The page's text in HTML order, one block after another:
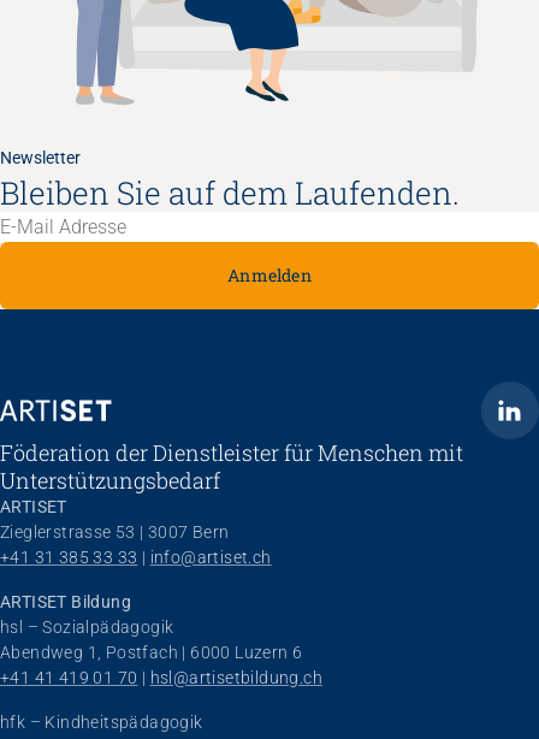
Newsletter
Bleiben Sie auf dem Laufenden.
Anmelden
ARTISET
Föderation der Dienstleister für Menschen mit
Unterstützungsbedarf
ARTISET
Zieglerstrasse 53 | 3007 Bern
+41 31 385 33 33 | info@artiset.ch
ARTISET Bildung
hsl – Sozialpädagogik
Abendweg 1, Postfach | 6000 Luzern 6
+41 41 419 01 70 | hsl@artisetbildung.ch
hfk – Kindheitspädagogik